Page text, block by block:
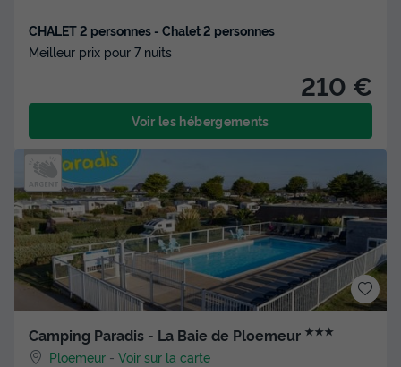
CHALET 2 personnes - Chalet 2 personnes
Meilleur prix pour 7 nuits
210 €
Voir les hébergements
Camping Paradis - La Baie de Ploemeur ★★★
Ploemeur -Voir sur la carte